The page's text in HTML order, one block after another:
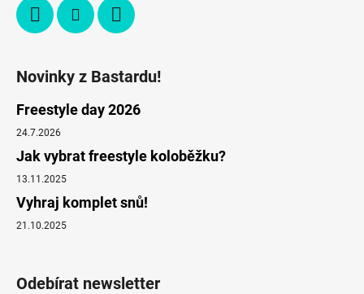
Novinky z Bastardu!
Freestyle day 2026
24.7.2026
Jak vybrat freestyle koloběžku?
13.11.2025
Vyhraj komplet snů!
21.10.2025
Odebírat newsletter